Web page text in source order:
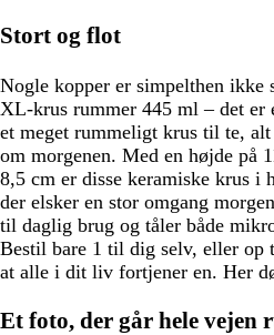
Stort og flot
Nogle kopper er simpelthen ikke
XL-krus rummer 445 ml – det
et meget rummeligt krus til te,
om morgenen. Med en højde på
8,5 cm er disse keramiske krus
der elsker en stor omgang
til daglig brug og tåler både
Bestil bare 1 til dig selv, eller op
at alle i dit liv fortjener en. Her
Et foto, der går hele vejen